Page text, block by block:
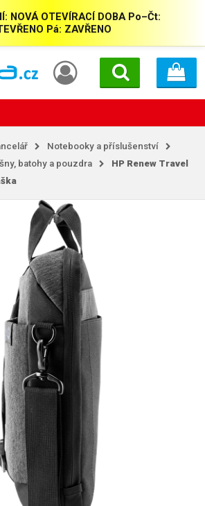
NOVÁ OTEVÍRACÍ DOBA Po–Čt:
Pá: ZAVŘENO
Notebooky a příslušenství
batohy a pouzdra
HP Renew Travel